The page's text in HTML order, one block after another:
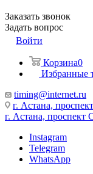
Заказать звонок
Задать вопрос
Войти
Корзина0
Избранные
timing@internet.ru
г. Астана,
г. Астана, проспект
Instagram
Telegram
WhatsApp